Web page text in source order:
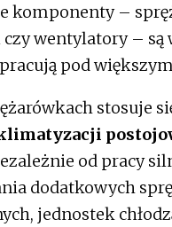
komponenty –
wentylatory – są
pod
stosuje
od pracy
dodatkowych
jednostek